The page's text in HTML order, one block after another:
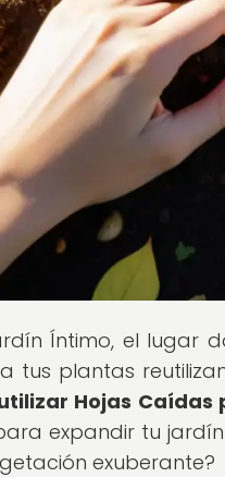
Íntimo, el lugar
tus plantas
Hojas
expandir tu
exuberante?